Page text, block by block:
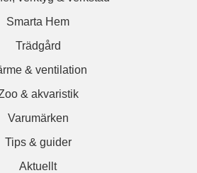
Smarta Hem
Trädgård
& ventilation
& akvaristik
Varumärken
Tips & guider
Aktuellt